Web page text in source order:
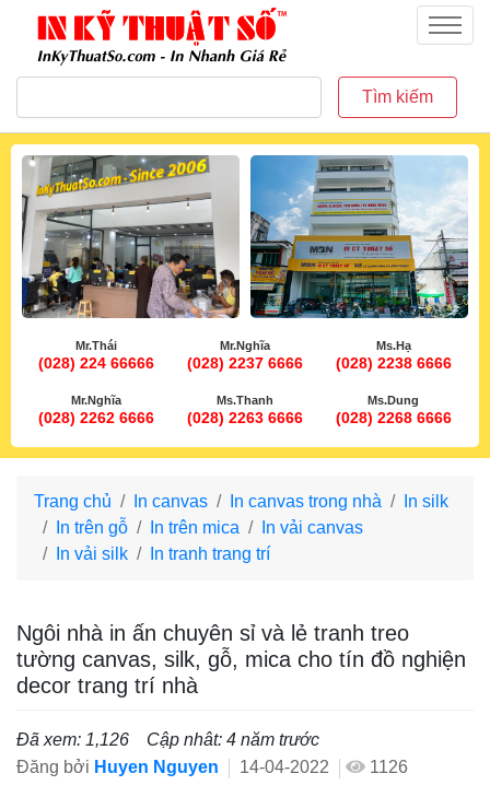
inkythuatso.com
Menu
Tìm kiếm
Mr.Thái
(028) 224 66666
Mr.Nghĩa
(028) 2237 6666
Ms.Hạ
(028) 2238 6666
Mr.Nghĩa
(028) 2262 6666
Ms.Thanh
(028) 2263 6666
Ms.Dung
(028) 2268 6666
Trang chủ In canvas In canvas trong nhà
In silk
In trên gỗ
In trên mica
In vải canvas
In vải silk
In tranh trang trí
Ngôi nhà in ấn chuyên sỉ và lẻ tranh treo
tường canvas, silk, gỗ, mica cho tín đồ nghiện
decor trang trí nhà
Đã xem: 1,126
Cập nhât: 4 năm trước
Đăng bởi Huyen Nguyen 14-04-2022 1126